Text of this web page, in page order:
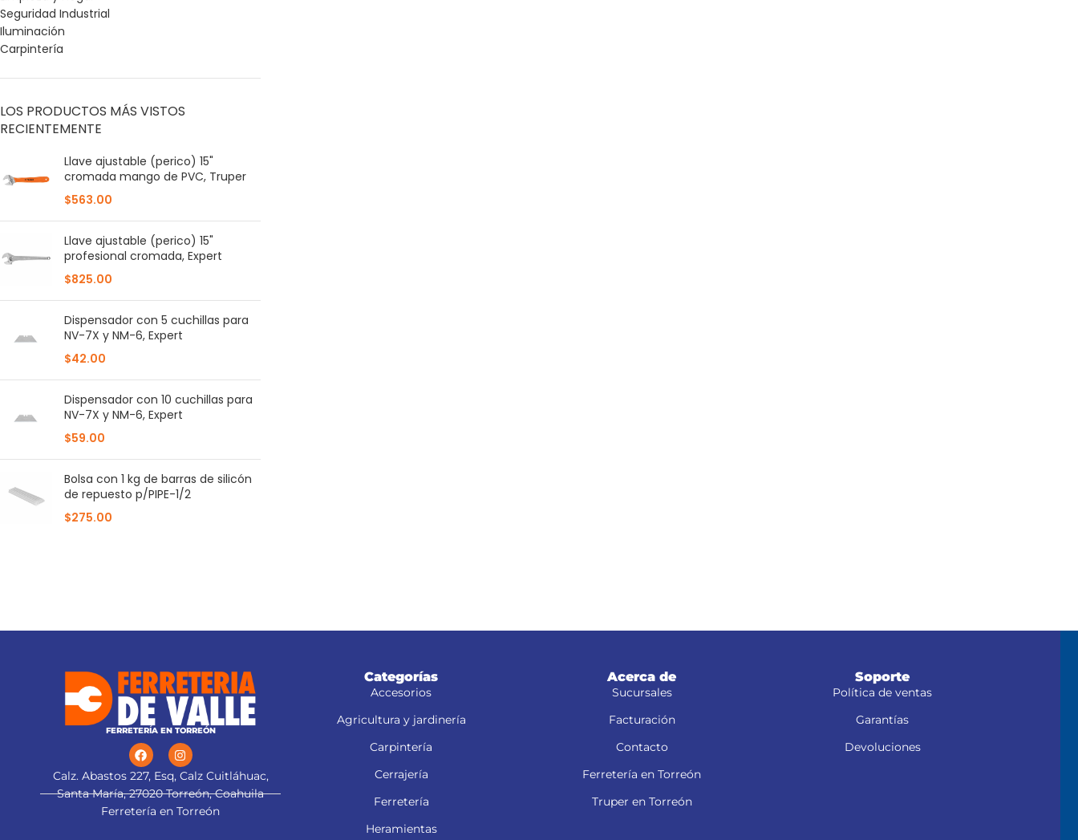
Seguridad Industrial
Iluminación
Carpintería
LOS PRODUCTOS MÁS VISTOS
RECIENTEMENTE
Llave ajustable (perico) 15"
cromada mango de PVC, Truper
$563.00
Llave ajustable (perico) 15"
profesional cromada, Expert
$825.00
Dispensador con 5 cuchillas para
NV-7X y NM-6, Expert
$42.00
Dispensador con 10 cuchillas para
NV-7X y NM-6, Expert
$59.00
Bolsa con 1 kg de barras de silicón
de repuesto p/PIPE-1/2
$275.00
FERRETERÍA EN TORREÓN
Calz. Abastos 227, Esq, Calz Cuitláhuac,
Santa María, 27020 Torreón, Coahuila
Ferretería en Torreón
Categorías
Accesorios
Agricultura y jardinería
Carpintería
Cerrajería
Ferretería
Heramientas
Acerca de
Sucursales
Facturación
Contacto
Ferretería en Torreón
Truper en Torreón
Soporte
Política de ventas
Garantías
Devoluciones